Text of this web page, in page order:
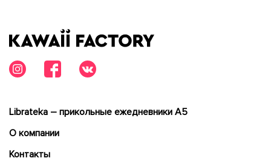
Librateka – прикольные ежедневники А5
О компании
Контакты